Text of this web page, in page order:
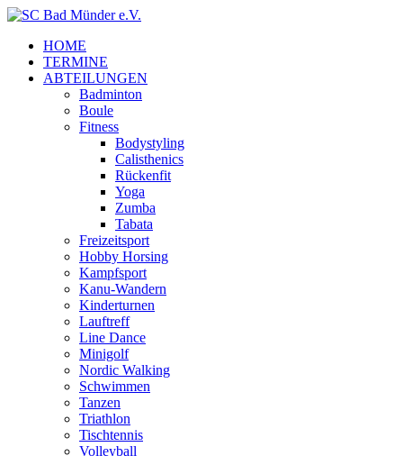
HOME
TERMINE
ABTEILUNGEN
Badminton
Boule
Fitness
Bodystyling
Calisthenics
Rückenfit
Yoga
Zumba
Tabata
Freizeitsport
Hobby Horsing
Kampfsport
Kanu-Wandern
Kinderturnen
Lauftreff
Line Dance
Minigolf
Nordic Walking
Schwimmen
Tanzen
Triathlon
Tischtennis
Volleyball